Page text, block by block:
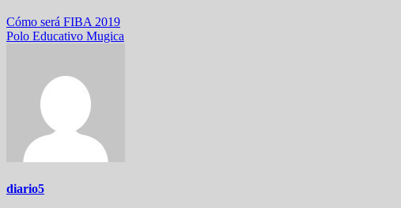
Cómo será FIBA 2019
Polo Educativo Mugica
diario5